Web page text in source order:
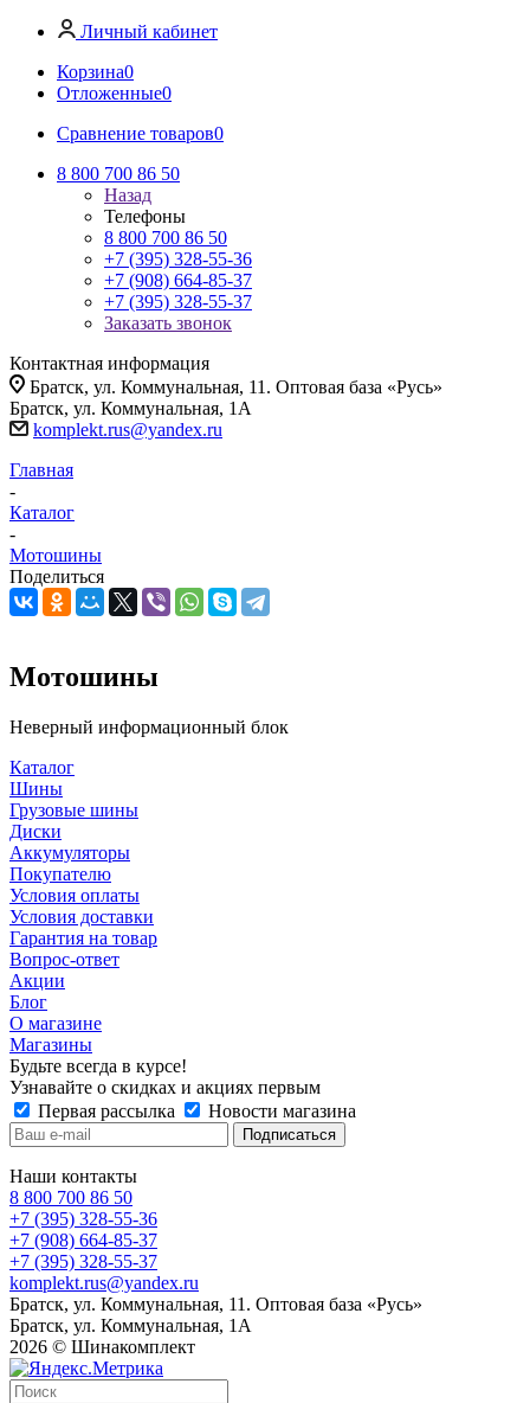
Личный кабинет
Корзина0
Отложенные0
Сравнение товаров0
8 800 700 86 50
Назад
Телефоны
8 800 700 86 50
+7 (395) 328-55-36
+7 (908) 664-85-37
+7 (395) 328-55-37
Заказать звонок
Контактная информация
Братск, ул. Коммунальная, 11. Оптовая база «Русь»
Братск, ул. Коммунальная, 1А
komplekt.rus@yandex.ru
Главная
-
Каталог
-
Мотошины
Поделиться
Мотошины
Неверный информационный блок
Каталог
Шины
Грузовые шины
Диски
Аккумуляторы
Покупателю
Условия оплаты
Условия доставки
Гарантия на товар
Вопрос-ответ
Акции
Блог
О магазине
Магазины
Будьте всегда в курсе!
Узнавайте о скидках и акциях первым
Первая рассылка
Новости магазина
Наши контакты
8 800 700 86 50
+7 (395) 328-55-36
+7 (908) 664-85-37
+7 (395) 328-55-37
komplekt.rus@yandex.ru
Братск, ул. Коммунальная, 11. Оптовая база «Русь»
Братск, ул. Коммунальная, 1А
2026 © Шинакомплект